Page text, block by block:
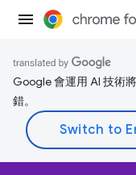
Google 會運用 AI 技術
錯。